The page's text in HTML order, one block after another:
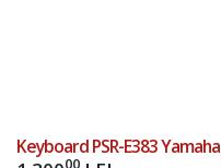
Keyboard PSR-E383 Yamaha